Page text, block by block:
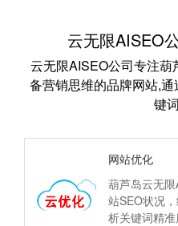
云无限AISEO
云无限AISEO公司专注
备营销思维的品牌网站,
键
网站优化
葫芦岛云无
站SEO状况
析关键词精